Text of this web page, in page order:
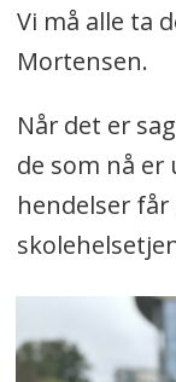
Vi må alle ta
Mortensen.
Når det er
de som nå
hendelser